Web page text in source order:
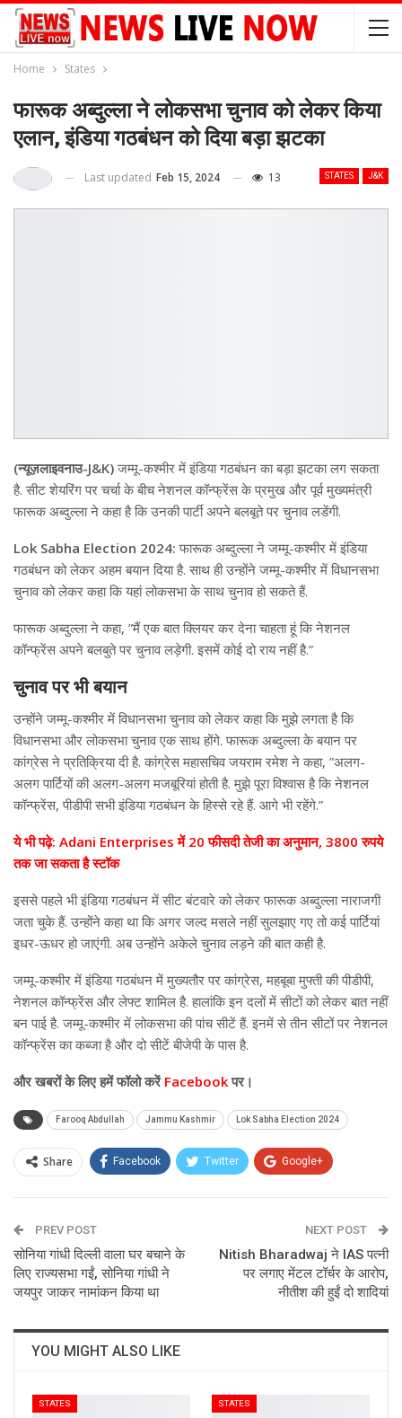
Home States
फारूक अब्दुल्ला ने लोकसभा चुनाव को लेकर किया
एलान, इंडिया गठबंधन को दिया बड़ा झटका
STATES J&K
Last updated Feb 15, 2024 13
(न्यूज़लाइवनाउ-J&K)जम्मू-कश्मीर में इंडिया गठबंधन का बड़ा झटका लग सकता
है. सीट शेयरिंग पर चर्चा के बीच नेशनल कॉन्फ्रेंस के प्रमुख और पूर्व मुख्यमंत्री
फारूक अब्दुल्ला ने कहा है कि उनकी पार्टी अपने बलबूते पर चुनाव लडेंगी.
Lok Sabha Election 2024:फारूक अब्दुल्ला ने जम्मू-कश्मीर में इंडिया
गठबंधन को लेकर अहम बयान दिया है. साथ ही उन्होंने जम्मू-कश्मीर में विधानसभा
चुनाव को लेकर कहा कि यहां लोकसभा के साथ चुनाव हो सकते हैं.
फारूक अब्दुल्ला ने कहा, ”मैं एक बात क्लियर कर देना चाहता हूं कि नेशनल
कॉन्फ्रेंस अपने बलबुते पर चुनाव लड़ेगी. इसमें कोई दो राय नहीं है.”
चुनाव पर भी बयान
उन्होंने जम्मू-कश्मीर में विधानसभा चुनाव को लेकर कहा कि मुझे लगता है कि
विधानसभा और लोकसभा चुनाव एक साथ होंगे. फारूक अब्दुल्ला के बयान पर
कांग्रेस ने प्रतिक्रिया दी है. कांग्रेस महासचिव जयराम रमेश ने कहा, ”अलग-
अलग पार्टियों की अलग-अलग मजबूरियां होती है. मुझे पूरा विश्वास है कि नेशनल
कॉन्फ्रेंस, पीडीपी सभी इंडिया गठबंधन के हिस्से रहे हैं. आगे भी रहेंगे.”
ये भी पढ़े: Adani Enterprises में 20 फीसदी तेजी का अनुमान, 3800 रुपये
तक जा सकता है स्टॉक
इससे पहले भी इंडिया गठबंधन में सीट बंटवारे को लेकर फारूक अब्दुल्ला नाराजगी
जता चुके हैं. उन्होंने कहा था कि अगर जल्द मसले नहीं सुलझाए गए तो कई पार्टियां
इधर-ऊधर हो जाएंगी. अब उन्होंने अकेले चुनाव लड़ने की बात कही है.
जम्मू-कश्मीर में इंडिया गठबंधन में मुख्यतौर पर कांग्रेस, महबूबा मुफ्ती की पीडीपी,
नेशनल कॉन्फ्रेंस और लेफ्ट शामिल है. हालांकि इन दलों में सीटों को लेकर बात नहीं
बन पाई है. जम्मू-कश्मीर में लोकसभा की पांच सीटें हैं. इनमें से तीन सीटों पर नेशनल
कॉन्फ्रेंस का कब्जा है और दो सीटें बीजेपी के पास है.
औरखबरों के लिए हमें फॉलो करेंFacebookपर।
Farooq Abdullah Jammu Kashmir Lok Sabha Election 2024
Share Facebook Twitter Google+
Email
PREV POST
सोनिया गांधी दिल्ली वाला घर बचाने के
लिए राज्यसभा गईं, सोनिया गांधी ने
जयपुर जाकर नामांकन किया था
NEXT POST
Nitish Bharadwaj ने IAS पत्नी
पर लगाए मेंटल टॉर्चर के आरोप,
नीतीश की हुईं दो शादियां
YOU MIGHT ALSO LIKE
STATES STATES